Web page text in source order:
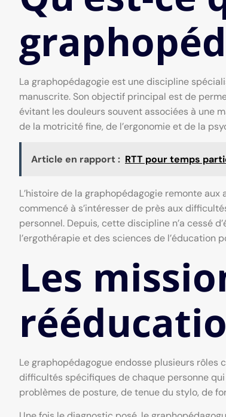
La graphopédagogie est une discipline
manuscrite. Son objectif principal est de
évitant les douleurs souvent associées à une
de la motricité fine, de l’ergonomie et de la
Article en rapport : RTT pour temps
L’histoire de la graphopédagogie remonte
commencé à s’intéresser de près aux
personnel. Depuis, cette discipline n’a cessé
l’ergothérapie et des sciences de
Les
Le graphopédagogue endosse plusieurs rôles
difficultés spécifiques de chaque personne
problèmes de posture, de tenue du stylo, de